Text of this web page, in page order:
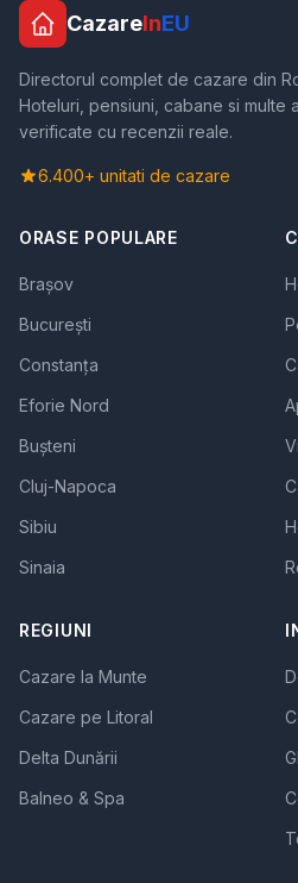
CazareInEU
Directorul complet de cazare din
Hoteluri, pensiuni, cabane si multe
verificate cu recenzii reale.
6.400+ unitati de cazare
ORASE POPULARE
Brașov
București
Constanța
Eforie Nord
Bușteni
Cluj-Napoca
Sibiu
Sinaia
REGIUNI
Cazare la Munte
Cazare pe Litoral
Delta Dunării
Balneo & Spa